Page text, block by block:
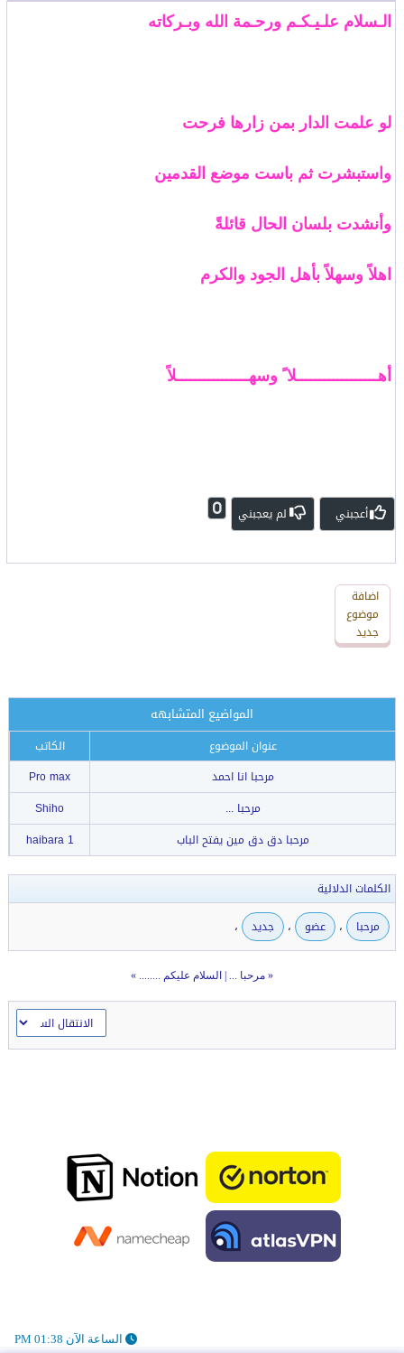
الـسلام علـيـكـم ورحـمة الله وبـركاته
لو علمت الدار بمن زارها فرحت
واستبشرت ثم باست موضع القدمين
وأنشدت بلسان الحال قائلةً
اهلاً وسهلاً بأهل الجود والكرم
أهــــــــــــــــــلا ً وسهــــــــــــــــلاً
أعجبني لم يعجبني 0
اضافة
رد
جديد
اضافة
موضوع
جديد
المواضيع المتشابهه
عنوان الموضوع
الكاتب
مرحبا انا احمد
Pro max
مرحبا ...
Shiho
مرحبا دق دق مين يفتح الباب
haibara 1
الكلمات الدلالية
مرحبا
، عضو ، جديد ،
« مرحبا ... السلام عليكم ........ »
الساعة الآن 01:38 PM